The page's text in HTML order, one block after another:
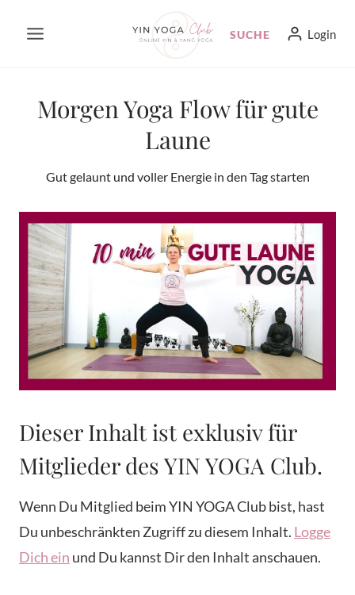
Inhalt
SUCHE Login
Morgen Yoga Flow für gute
Laune
Gut gelaunt und voller Energie in den Tag starten
Dieser Inhalt ist exklusiv für
Mitglieder des YIN YOGA Club.
Wenn Du Mitglied beim YIN YOGA Club bist, hast
Du unbeschränkten Zugriff zu diesem Inhalt. Logge
Dich ein und Du kannst Dir den Inhalt anschauen.